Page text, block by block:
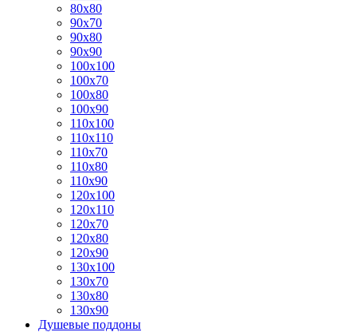
80x80
90x70
90x80
90x90
100x100
100x70
100x80
100x90
110x100
110x110
110x70
110x80
110x90
120x100
120x110
120x70
120x80
120x90
130x100
130x70
130x80
130x90
Душевые поддоны